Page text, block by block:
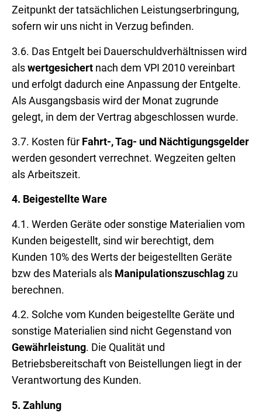
Zeitpunkt der tatsächlichen Leistungserbringung,
sofern wir uns nicht in Verzug befinden.
3.6. Das Entgelt bei Dauerschuldverhältnissen wird
als wertgesichert nach dem VPI 2010 vereinbart
und erfolgt dadurch eine Anpassung der Entgelte.
Als Ausgangsbasis wird der Monat zugrunde
gelegt, in dem der Vertrag abgeschlossen wurde.
3.7. Kosten für Fahrt-, Tag- und Nächtigungsgelder
werden gesondert verrechnet. Wegzeiten gelten
als Arbeitszeit.
4. Beigestellte Ware
4.1. Werden Geräte oder sonstige Materialien vom
Kunden beigestellt, sind wir berechtigt, dem
Kunden 10% des Werts der beigestellten Geräte
bzw des Materials als Manipulationszuschlag zu
berechnen.
4.2. Solche vom Kunden beigestellte Geräte und
sonstige Materialien sind nicht Gegenstand von
Gewährleistung. Die Qualität und
Betriebsbereitschaft von Beistellungen liegt in der
Verantwortung des Kunden.
5. Zahlung